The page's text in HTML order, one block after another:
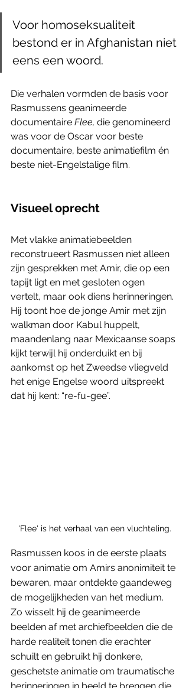
Voor homoseksualiteit
bestond er in Afghanistan niet
eens een woord.
Die verhalen vormden de basis voor
Rasmussens geanimeerde
documentaire Flee, die genomineerd
was voor de Oscar voor beste
documentaire, beste animatiefilm én
beste niet-Engelstalige film.
Visueel oprecht
Met vlakke animatiebeelden
reconstrueert Rasmussen niet alleen
zijn gesprekken met Amir, die op een
tapijt ligt en met gesloten ogen
vertelt, maar ook diens herinneringen.
Hij toont hoe de jonge Amir met zijn
walkman door Kabul huppelt,
maandenlang naar Mexicaanse soaps
kijkt terwijl hij onderduikt en bij
aankomst op het Zweedse vliegveld
het enige Engelse woord uitspreekt
dat hij kent: “re-fu-gee”.
'Flee' is het verhaal van een vluchteling.
Rasmussen koos in de eerste plaats
voor animatie om Amirs anonimiteit te
bewaren, maar ontdekte gaandeweg
de mogelijkheden van het medium.
Zo wisselt hij de geanimeerde
beelden af met archiefbeelden die de
harde realiteit tonen die erachter
schuilt en gebruikt hij donkere,
geschetste animatie om traumatische